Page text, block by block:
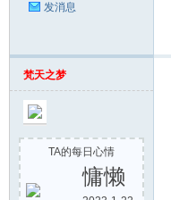
发消息
梵天之梦
TA的每日心情
慵懒